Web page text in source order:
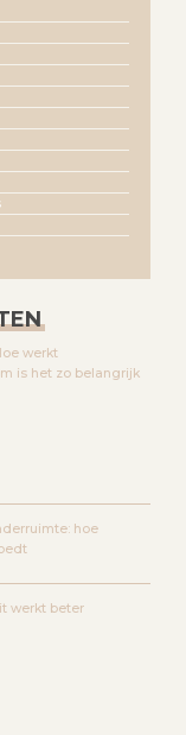
werkt
is het zo belangrijk
hoe
werkt beter